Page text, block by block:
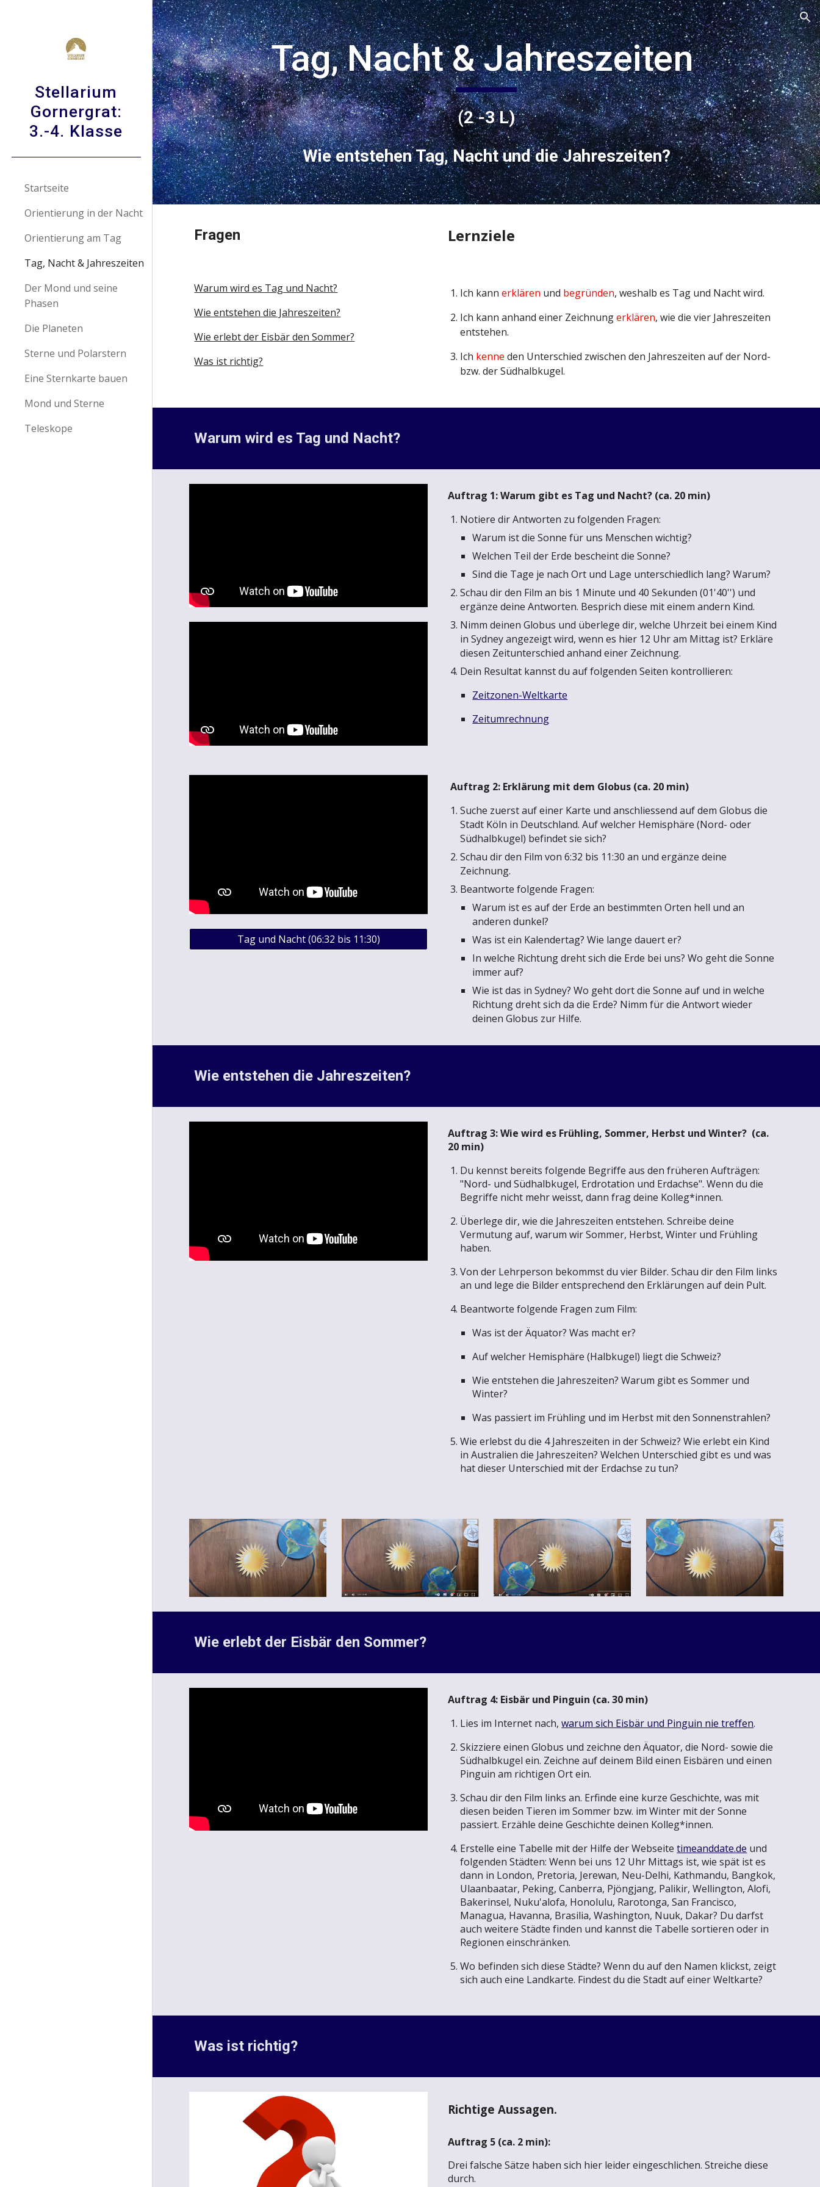
Skip to main content Skip to navigation
Stellarium
Gornergrat:
3.-4. Klasse
Startseite
Orientierung in der Nacht
Orientierung am Tag
Tag, Nacht & Jahreszeiten
Der Mond und seine
Phasen
Die Planeten
Sterne und Polarstern
Eine Sternkarte bauen
Mond und Sterne
Teleskope
Tag, Nacht & Jahreszeiten
(2 -3 L)
Wie entstehen Tag, Nacht und die Jahreszeiten?
Fragen Lernziele
Warum wird es Tag und Nacht?
Wie entstehen die Jahreszeiten?
Wie erlebt der Eisbär den Sommer?
Was ist richtig?
Ich kannerklären und begründen, weshalb es Tag und Nacht wird.
Ich kann anhand einer Zeichnungerklären, wie die vier Jahreszeiten
entstehen.
Ich kenneden Unterschied zwischen den Jahreszeiten auf der Nord-
bzw. der Südhalbkugel.
Warum wird es Tag und Nacht?
Auftrag 1: Warum gibt es Tag und Nacht? (ca. 20 min)
Notiere dir Antworten zu folgenden Fragen:
Warum ist die Sonne für uns Menschen wichtig?
Welchen Teil der Erde bescheint die Sonne?
Sind die Tage je nach Ort und Lage unterschiedlich lang? Warum?
Schau dir den Film an bis 1 Minute und 40 Sekunden (01'40'') und
ergänze deine Antworten. Besprich diese mit einem andern Kind.
Nimm deinen Globus und überlege dir, welche Uhrzeit bei einem Kind
in Sydney angezeigt wird, wenn es hier 12 Uhr am Mittag ist? Erkläre
diesen Zeitunterschied anhand einer Zeichnung.
Dein Resultat kannst du auf folgenden Seiten kontrollieren:
Zeitzonen-Weltkarte
Zeitumrechnung
Tag und Nacht (06:32 bis 11:30)
Auftrag 2: Erklärung mit dem Globus (ca. 20 min)
Suche zuerst auf einer Karte und anschliessend auf dem Globus die
Stadt Köln in Deutschland. Auf welcher Hemisphäre (Nord- oder
Südhalbkugel) befindet sie sich?
Schau dir den Film von 6:32 bis 11:30 an und ergänze deine
Zeichnung.
Beantworte folgende Fragen:
Warum ist es auf der Erde an bestimmten Orten hell und an
anderen dunkel?
Was ist ein Kalendertag? Wie lange dauert er?
In welche Richtung dreht sich die Erde bei uns? Wo geht die Sonne
immer auf?
Wie ist das in Sydney? Wo geht dort die Sonne auf und in welche
Richtung dreht sich da die Erde? Nimm für die Antwort wieder
deinen Globus zur Hilfe.
Wie entstehen die Jahreszeiten?
Auftrag 3: Wie wird es Frühling, Sommer, Herbst und Winter? (ca.
20 min)
Du kennst bereits folgende Begriffe aus den früheren Aufträgen:
"Nord- und Südhalbkugel, Erdrotation und Erdachse". Wenn du die
Begriffe nicht mehr weisst, dann frag deine Kolleg*innen.
Überlege dir, wie die Jahreszeiten entstehen. Schreibe deine
Vermutung auf, warum wir Sommer, Herbst, Winter und Frühling
haben.
Von der Lehrperson bekommst du vier Bilder. Schau dir den Film links
an und lege die Bilder entsprechend den Erklärungen auf dein Pult.
Beantworte folgende Fragen zum Film:
Was ist der Äquator? Was macht er?
Auf welcher Hemisphäre (Halbkugel) liegt die Schweiz?
Wie entstehen die Jahreszeiten? Warum gibt es Sommer und
Winter?
Was passiert im Frühling und im Herbst mit den Sonnenstrahlen?
Wie erlebst du die 4 Jahreszeiten in der Schweiz? Wie erlebt ein Kind
in Australien die Jahreszeiten? Welchen Unterschied gibt es und was
hat dieser Unterschied mit der Erdachse zu tun?
Wie erlebt der Eisbär den Sommer?
Auftrag 4: Eisbär und Pinguin (ca.30 min)
Lies im Internet nach,warum sich Eisbär und Pinguin nie treffen.
Skizziere einen Globus und zeichne den Äquator, die Nord- sowie die
Südhalbkugel ein. Zeichne auf deinem Bild einen Eisbären und einen
Pinguin am richtigen Ort ein.
Schau dir den Film links an. Erfinde eine kurze Geschichte, was mit
diesen beiden Tieren im Sommer bzw. im Winter mit der Sonne
passiert. Erzähle deine Geschichte deinen Kolleg*innen.
Erstelle eine Tabelle mit der Hilfe der Webseitetimeanddate.de und
folgenden Städten: Wenn bei uns 12 Uhr Mittags ist, wie spät ist es
dann in London, Pretoria, Jerewan, Neu-Delhi, Kathmandu, Bangkok,
Ulaanbaatar, Peking, Canberra, Pjöngjang, Palikir, Wellington, Alofi,
Bakerinsel, Nuku'alofa, Honolulu, Rarotonga, San Francisco,
Managua, Havanna, Brasilia, Washington, Nuuk, Dakar? Du darfst
auch weitere Städte finden und kannst die Tabelle sortieren oder in
Regionen einschränken.
Wo befinden sich diese Städte? Wenn du auf den Namen klickst, zeigt
sich auch eine Landkarte. Findest du die Stadt auf einer Weltkarte?
Was ist richtig?
Richtige Aussagen.
Auftrag 5 (ca. 2 min):
Drei falsche Sätze haben sich hier leider eingeschlichen. Streiche diese
durch.